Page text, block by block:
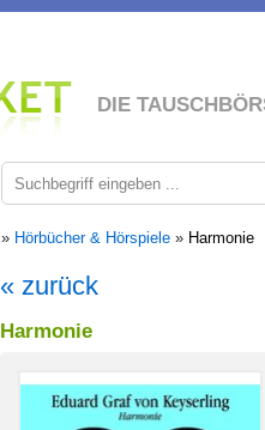
DIE
» Hörbücher & Hörspiele » Harmonie
« zurück
Harmonie